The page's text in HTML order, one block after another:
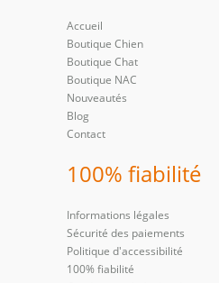
Accueil
Boutique Chien
Boutique Chat
Boutique NAC
Nouveautés
Blog
Contact
100% fiabilité
Informations légales
Sécurité des paiements
Politique d'accessibilité
100% fiabilité